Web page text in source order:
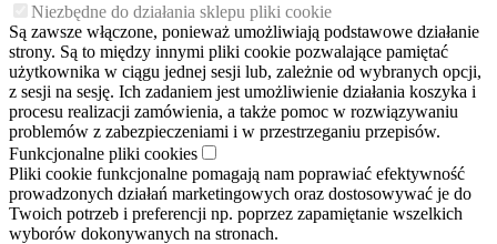
Niezbędne do działania sklepu pliki cookie
Są zawsze włączone, ponieważ umożliwiają podstawowe działanie
strony. Są to między innymi pliki cookie pozwalające pamiętać
użytkownika w ciągu jednej sesji lub, zależnie od wybranych opcji,
z sesji na sesję. Ich zadaniem jest umożliwienie działania koszyka i
procesu realizacji zamówienia, a także pomoc w rozwiązywaniu
problemów z zabezpieczeniami i w przestrzeganiu przepisów.
Funkcjonalne pliki cookies
Pliki cookie funkcjonalne pomagają nam poprawiać efektywność
prowadzonych działań marketingowych oraz dostosowywać je do
Twoich potrzeb i preferencji np. poprzez zapamiętanie wszelkich
wyborów dokonywanych na stronach.